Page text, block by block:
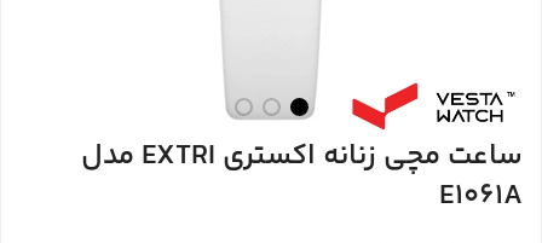
ساعت مچی زنانه اکستری EXTRI مدل
E1061A